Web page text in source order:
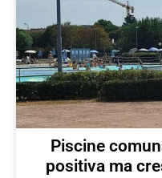
Piscine
positiva ma